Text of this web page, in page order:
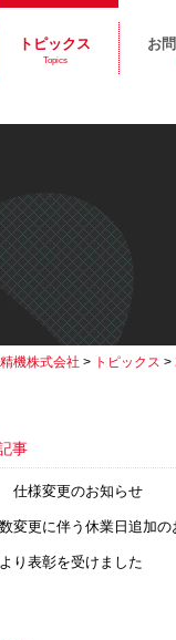
トピックス
Topics
お
機株式会社 > トピックス >
事
仕様変更のお知らせ
変更に伴う休業日追加の
り表彰を受けました